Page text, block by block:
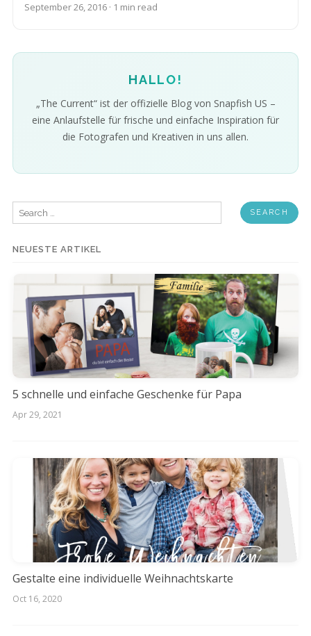
September 26, 2016 · 1 min read
HALLO!
„The Current“ ist der offizielle Blog von Snapfish US –
eine Anlaufstelle für frische und einfache Inspiration für
die Fotografen und Kreativen in uns allen.
Search
NEUESTE ARTIKEL
5 schnelle und einfache Geschenke für Papa
Apr 29, 2021
Gestalte eine individuelle Weihnachtskarte
Oct 16, 2020